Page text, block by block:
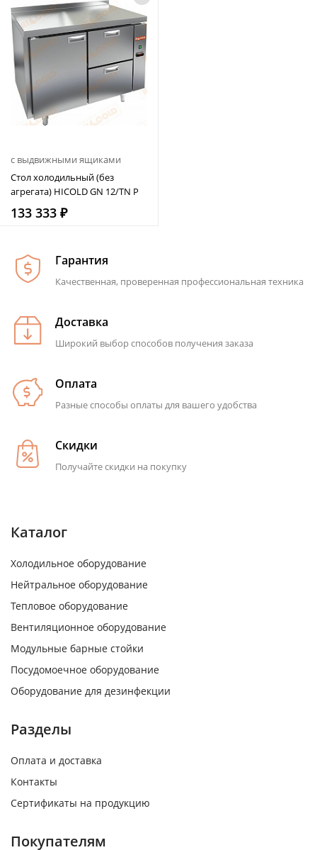
с выдвижными ящиками
Стол холодильный (без
агрегата) HICOLD GN 12/TN P
133 333 ₽
Гарантия
Качественная, проверенная профессиональная техника
Доставка
Широкий выбор способов получения заказа
Оплата
Разные способы оплаты для вашего удобства
Скидки
Получайте скидки на покупку
Каталог
Холодильное оборудование
Нейтральное оборудование
Тепловое оборудование
Вентиляционное оборудование
Модульные барные стойки
Посудомоечное оборудование
Оборудование для дезинфекции
Разделы
Оплата и доставка
Контакты
Сертификаты на продукцию
Покупателям